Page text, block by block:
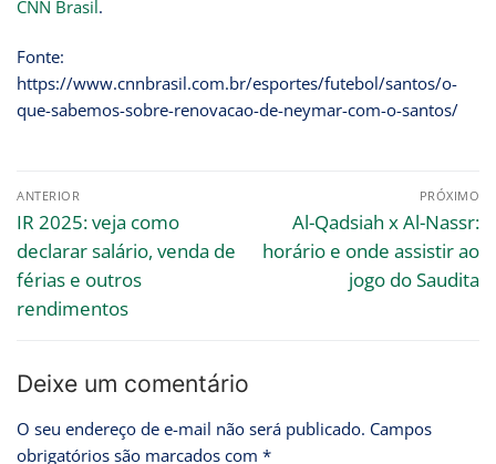
CNN Brasil .
Fonte:
https://www.cnnbrasil.com.br/esportes/futebol/santos/o-
que-sabemos-sobre-renovacao-de-neymar-com-o-santos/
ANTERIOR
IR 2025: veja como
declarar salário, venda de
férias e outros
rendimentos
PRÓXIMO
Al-Qadsiah x Al-Nassr:
horário e onde assistir ao
jogo do Saudita
Deixe um comentário
O seu endereço de e-mail não será publicado. Campos
obrigatórios são marcados com *